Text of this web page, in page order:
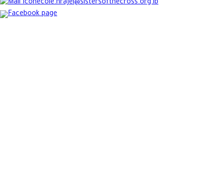
ecole.hrajel@sistersofthecross.org.lb
Facebook page